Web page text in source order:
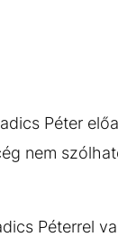
Péter
nem
Péterrel